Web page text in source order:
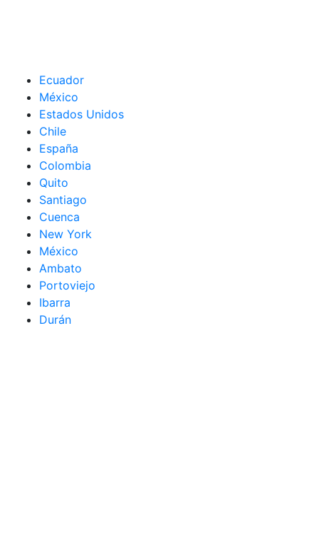
Ecuador
México
Estados Unidos
Chile
España
Colombia
Quito
Santiago
Cuenca
New York
México
Ambato
Portoviejo
Ibarra
Durán